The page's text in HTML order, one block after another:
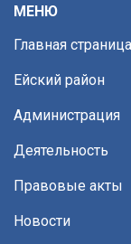
МЕНЮ
Главная страница
Ейский район
Администрация
Деятельность
Правовые акты
Новости